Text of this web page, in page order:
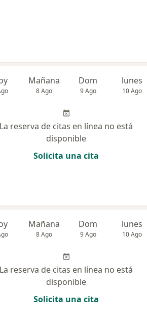
Mañana
8 Ago
Dom
9 Ago
lunes
10 Ago
La reserva de citas en línea no está
disponible
Solicita una cita
Mañana
8 Ago
Dom
9 Ago
lunes
10 Ago
La reserva de citas en línea no está
disponible
Solicita una cita